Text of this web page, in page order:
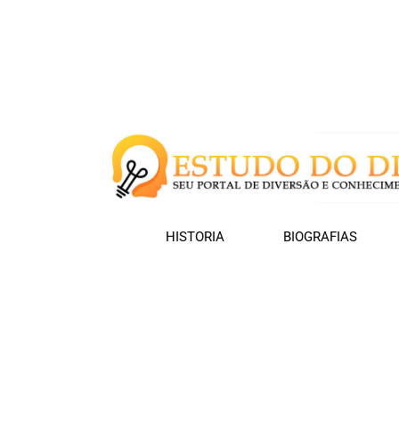
HISTORIA BIOGRAFIAS